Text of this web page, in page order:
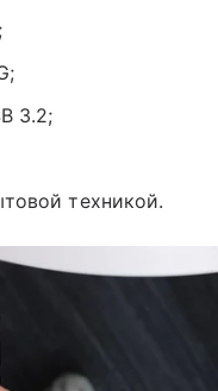
3.2;
техникой.